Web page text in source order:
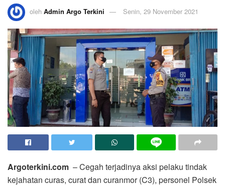
oleh Admin Argo Terkini Senin, 29 November 2021
Argoterkini.com – Cegah terjadinya aksi pelaku tindak
kejahatan curas, curat dan curanmor (C3), personel Polsek